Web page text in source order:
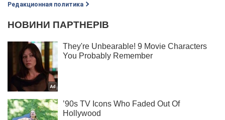
Редакционная политика